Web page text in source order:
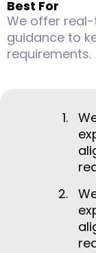
Best For
We offer
guidance to
requirements.